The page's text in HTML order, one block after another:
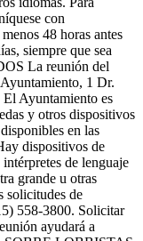
con
48 horas antes
siempre que sea
La reunión del
1 Dr.
Ayuntamiento es
y otros dispositivos
en las
dispositivos de
de lenguaje
grande u otras
solicitudes de
558-3800. Solicitar
ayudará a